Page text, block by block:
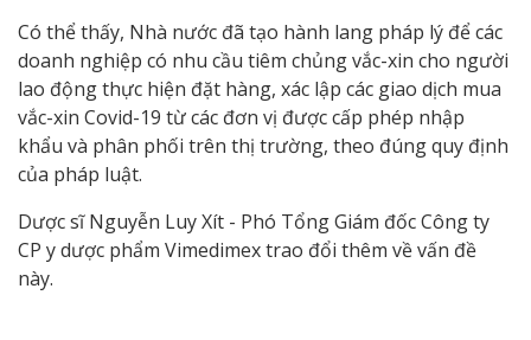
Có thể thấy, Nhà nước đã tạo hành lang pháp lý để các
doanh nghiệp có nhu cầu tiêm chủng vắc-xin cho người
lao động thực hiện đặt hàng, xác lập các giao dịch mua
vắc-xin Covid-19 từ các đơn vị được cấp phép nhập
khẩu và phân phối trên thị trường, theo đúng quy định
của pháp luật.
Dược sĩ Nguyễn Luy Xít - Phó Tổng Giám đốc Công ty
CP y dược phẩm Vimedimex trao đổi thêm về vấn đề
này.